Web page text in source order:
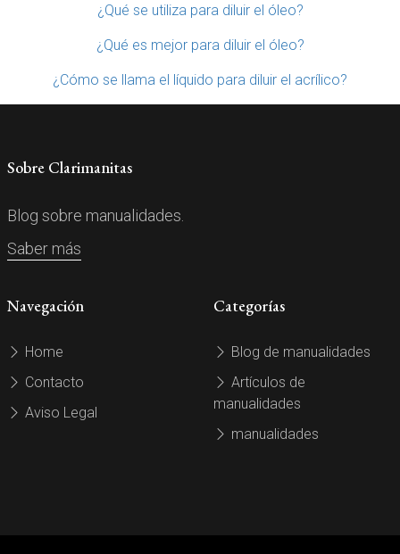
¿Qué se utiliza para diluir el óleo?
¿Qué es mejor para diluir el óleo?
¿Cómo se llama el líquido para diluir el acrílico?
Sobre Clarimanitas
Blog sobre manualidades.
Saber más
Navegación
Home
Contacto
Aviso Legal
Categorías
Blog de manualidades
Artículos de
manualidades
manualidades